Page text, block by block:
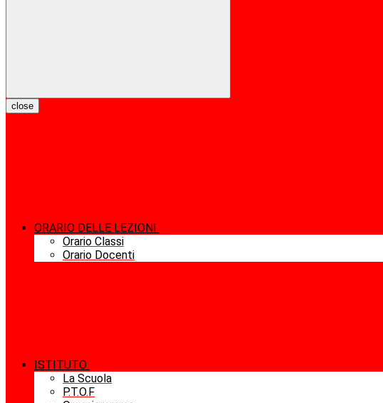
close
ORARIO DELLE LEZIONI
Orario Classi
Orario Docenti
ISTITUTO
La Scuola
P.T.O.F